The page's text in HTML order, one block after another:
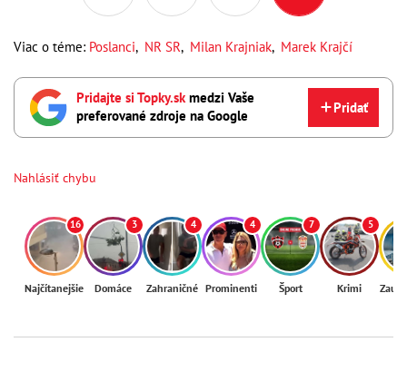
Viac o téme: Poslanci, NR SR, Milan Krajniak, Marek Krajčí
Pridajte si Topky.skmedzi Vaše
preferované zdroje na Google
Pridať
Nahlásiť chybu
16
Najčítanejšie
3
Domáce
4
Zahraničné
4
Prominenti
7
Šport
5
Krimi